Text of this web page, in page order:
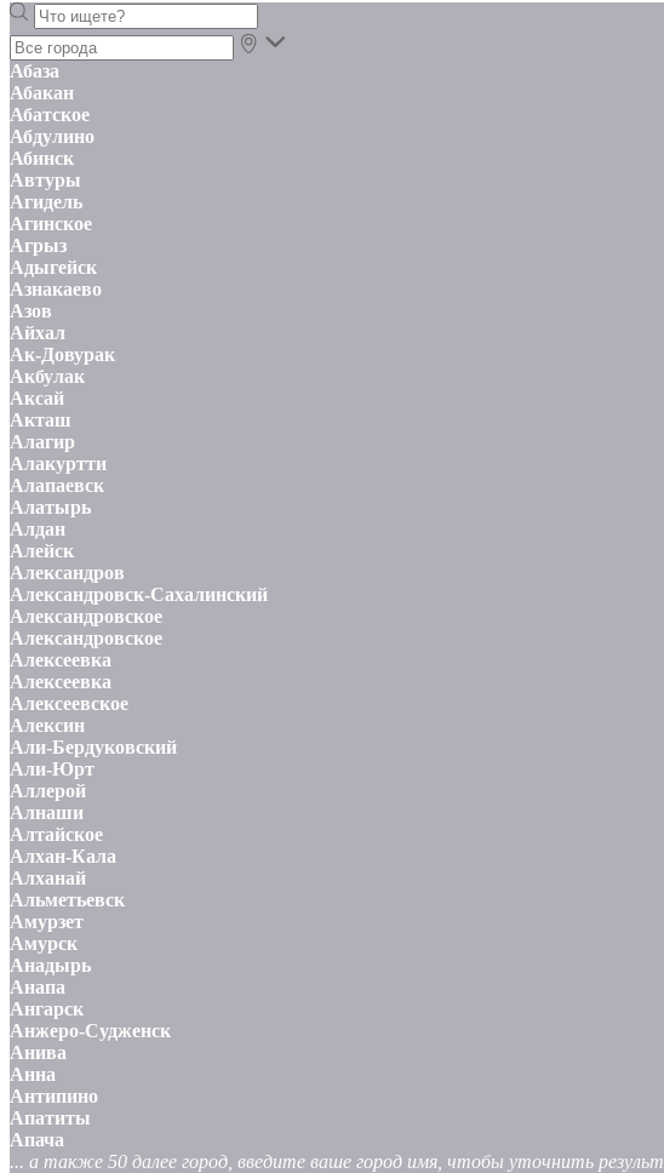
Абаза
Абакан
Абатское
Абдулино
Абинск
Автуры
Агидель
Агинское
Агрыз
Адыгейск
Азнакаево
Азов
Айхал
Ак-Довурак
Акбулак
Аксай
Акташ
Алагир
Алакуртти
Алапаевск
Алатырь
Алдан
Алейск
Александров
Александровск-Сахалинский
Александровское
Александровское
Алексеевка
Алексеевка
Алексеевское
Алексин
Али-Бердуковский
Али-Юрт
Аллерой
Алнаши
Алтайское
Алхан-Кала
Алханай
Альметьевск
Амурзет
Амурск
Анадырь
Анапа
Ангарск
Анжеро-Судженск
Анива
Анна
Антипино
Апатиты
Апача
... а также 50 далее город, введите ваше город имя, чтобы уточнить